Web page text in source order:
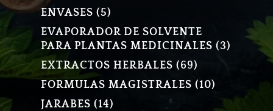
ENVASES 55
PRODUCTOS
EVAPORADOR DE SOLVENTE
PARA PLANTAS MEDICINALES
33
EXTRACTOS HERBALES 6969
PRODUCTOS
FORMULAS MAGISTRALES 1010
JARABES 1414